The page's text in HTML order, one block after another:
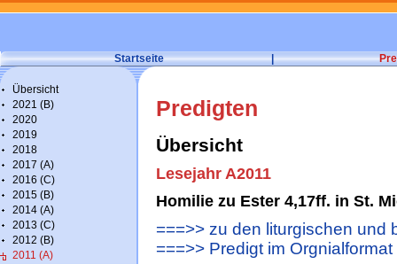
Startseite |
Übersicht
2021 (B)
2020
2019
2018
2017 (A)
2016 (C)
2015 (B)
2014 (A)
2013 (C)
2012 (B)
2011 (A)
Predigten
Übersicht
Lesejahr A2011
Homilie zu Ester 4,17ff. in St.
===>> zu den liturgischen und
===>> Predigt im